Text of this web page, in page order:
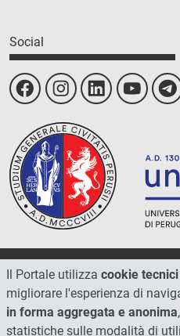
Social
© 2026 - Università degli
Il Portale utilizza cookie
migliorare l'esperienza di
in forma aggregata e anonima
statistiche sulle modalità di